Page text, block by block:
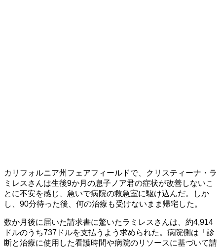
カリフォルニア州フェアフィールドで、クリスティーナ・ラ
ミレスさんは生後9か月の息子ノア君の症状が改善しないこ
とに不安を感じ、急いで病院の救急室に駆け込んだ。しか
し、90分待った後、何の治療も受けないまま帰宅した。
数か月後に届いた請求書に驚いたラミレスさんは、約4,914
ドルのうち737ドルを支払うよう求められた。病院側は「診
断と治療に使用した看護時間や病院のリソースに基づいて請